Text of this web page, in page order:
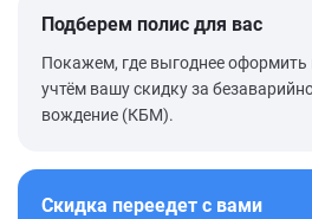
Подберем полис для вас
Покажем, где выгоднее оформить
учтём вашу скидку за
вождение (КБМ).
Скидка переедет с вами